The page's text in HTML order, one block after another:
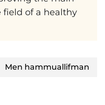
оf а hеаlthу
Men hammuallifman